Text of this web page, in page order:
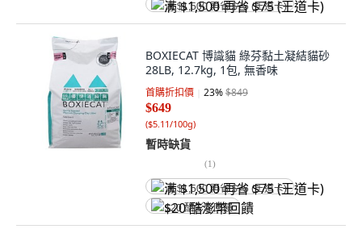
满 $1,500 再省 $75 (王道卡)
BOXIECAT 博識貓 綠芬黏土凝結貓砂
28LB, 12.7kg, 1包, 無香味
首購折扣價 23%$849
$649
($5.11/100g)
暫時缺貨
(1)
满 $1,500 再省 $75 (王道卡)
$20 酷澎幣回饋